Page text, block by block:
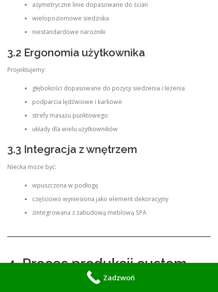
asymetryczne linie dopasowane do ścian
wielopoziomowe siedziska
niestandardowe narożniki
3.2 Ergonomia użytkownika
Projektujemy:
głębokości dopasowane do pozycji siedzenia i leżenia
podparcia lędźwiowe i karkowe
strefy masażu punktowego
układy dla wielu użytkowników
3.3 Integracja z wnętrzem
Niecka może być:
wpuszczona w podłogę
częściowo wyniesiona jako element dekoracyjny
zintegrowana z zabudową meblową SPA
4. Proces produkcji custom
shell – inżynieria precyzyjna
Zadzwoń